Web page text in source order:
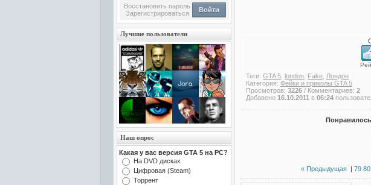
Войти
Восстановить пароль
Зарегистрироваться
Лучшие пользователи
Наш опрос
Какая у вас версия GTA 5 на PC?
На DVD дисках
Цифровая (Steam)
Торрент
Теги: GTA 5 london Fake Лондон
Категория: Фейки и приколы GTA 5
Просмотров: 3226 / Комментариев: 2
Добавено 16.10.2011 в 06:24
« Предыдущая | 79 80